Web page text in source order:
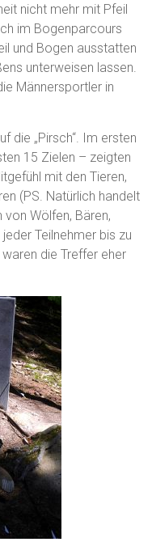
nicht mehr mit Pfeil
im Bogenparcours
und Bogen ausstatten
unterweisen lassen.
Männersportler in
die „Pirsch“. Im ersten
15 Zielen – zeigten
mit den Tieren,
(PS. Natürlich handelt
Wölfen, Bären,
Teilnehmer bis zu
die Treffer eher